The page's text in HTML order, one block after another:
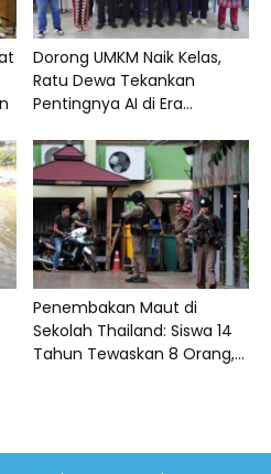
Dorong UMKM Naik Kelas,
Ratu Dewa Tekankan
Pentingnya AI di Era...
Penembakan Maut di
Sekolah Thailand: Siswa 14
Tahun Tewaskan 8 Orang,...